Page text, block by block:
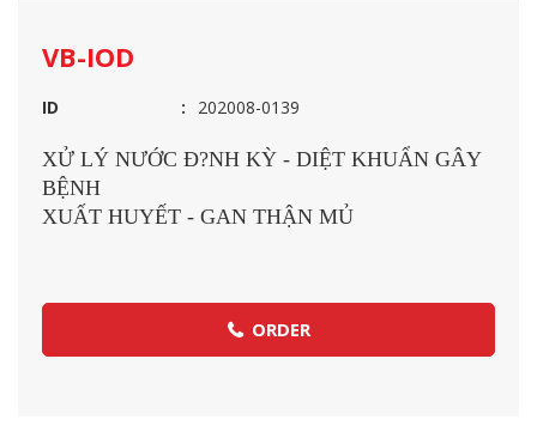
VB-IOD
ID 202008-0139
XỬ LÝ NƯỚC Đ?NH KỲ - DIỆT KHUẨN GÂY
BỆNH
XUẤT HUYẾT - GAN THẬN MỦ
ORDER